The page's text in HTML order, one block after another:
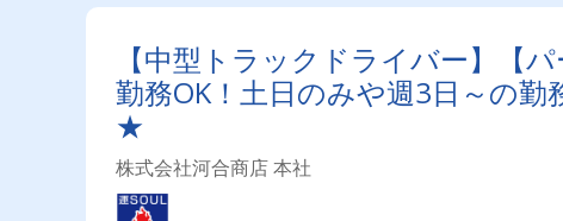
【中型トラックドライバー】【
勤務OK！土日のみや週3日～の
★
株式会社河合商店 本社